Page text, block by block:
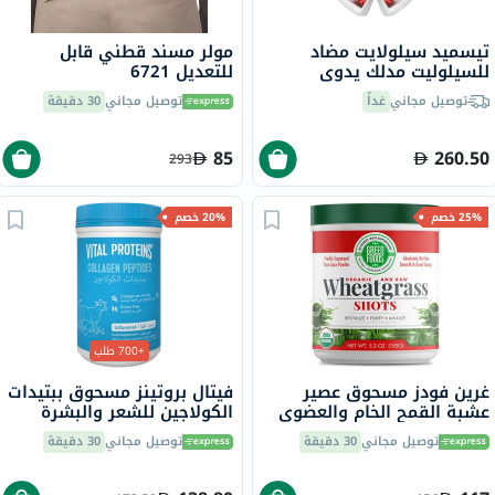
تيسميد سيلولايت مضاد
للسيلوليت مدلك يدوي
توصيل مجانيغداً
260.50
مولر مسند قطني قابل
للتعديل 6721
توصيل مجاني30 دقيقة
85
293
25% خصم
غرين فودز مسحوق عصير
عشبة القمح الخام والعضوي
150 جرام توصيل مجاني30 دقيقة
20% خصم
+700 طلب
فيتال بروتينز مسحوق ببتيدات
الكولاجين للشعر والبشرة
والأظافر 284 جرامتوصيل مجاني30 دقيقة